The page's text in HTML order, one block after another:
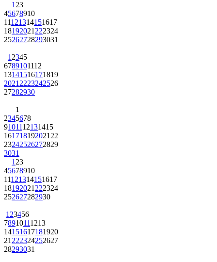
1 23
45678910
11121314151617
18192021 222324
25262728293031
1 2345
6789101112
13141516171819
2021 2223242526
27282930
1
2345678
9101112131415
161718192021 22
23242526272829
3031
1 23
45678910
11121314151617
18192021 222324
252627282930
1 23456
78910111213
14151617181920
21 222324252627
28293031